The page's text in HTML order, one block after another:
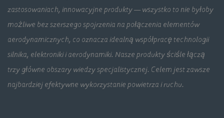
zastosowaniach, innowacyjne produkty — wszystko to nie byłoby
możliwe bez szerszego spojrzenia na połączenia elementów
aerodynamicznych, co oznacza idealną współpracę technologii
silnika, elektroniki i aerodynamiki. Nasze produkty ściśle łączą
trzy główne obszary wiedzy specjalistycznej. Celem jest zawsze
najbardziej efektywne wykorzystanie powietrza i ruchu.